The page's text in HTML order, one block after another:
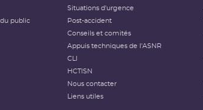
public
Situations d'urgence
Post-accident
Conseils et comités
Appuis techniques de l'ASNR
CLI
HCTISN
Nous contacter
Liens utiles